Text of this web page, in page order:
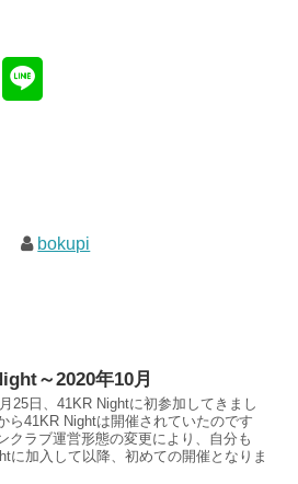
bokupi
～2020年10月
25日、41KR Nightに初参加してきまし
ら41KR Nightは開催されていたのです
クラブ運営形態の変更により、自分も
に加入して以降、初めての開催となりま